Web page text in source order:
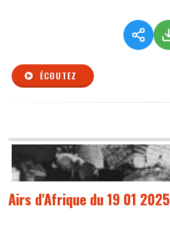
ÉCOUTEZ
Airs d'Afrique du 19 01 2025